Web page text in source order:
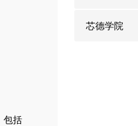
包括
芯德学院